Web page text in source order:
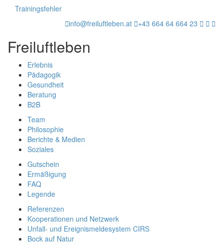
Trainingsfehler
info@freiluftleben.at
+43 664 64 664 23
Freiluftleben
Erlebnis
Pädagogik
Gesundheit
Beratung
B2B
Team
Philosophie
Berichte & Medien
Soziales
Gutschein
Ermäßigung
FAQ
Legende
Referenzen
Kooperationen und Netzwerk
Unfall- und Ereignismeldesystem CIRS
Bock auf Natur